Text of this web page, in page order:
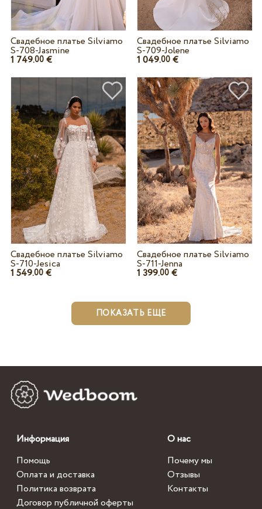
Свадебное платье Silviamo
S-708-Jasmine
1 749.00€
Свадебное платье Silviamo
S-709-Jolene
1 049.00 €
Свадебное платье Silviamo
S-710-Jesica
1 549.00€
Свадебное платье Silviamo
S-711-Jenna
1 399.00 €
ПОКАЗАТЬ ЕЩЕ
Информация
Помощь
Оплата и доставка
Политика возврата
Договор публичной оферты
О нас
Почему мы
Отзывы
Контакты